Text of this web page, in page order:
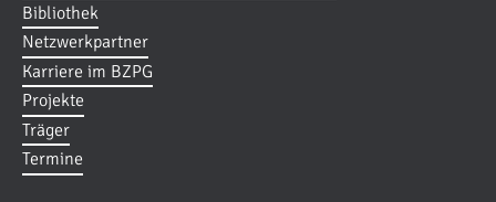
Bibliothek
Netzwerkpartner
Karriere im BZPG
Projekte
Träger
Termine